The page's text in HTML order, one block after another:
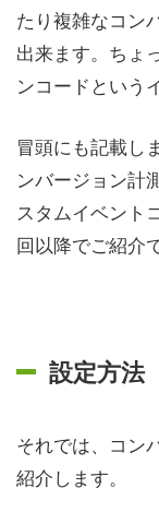
たり複雑なコン
出来ます。ちょ
ンコードという
冒頭にも記載し
ンバージョン計
スタムイベント
回以降でご紹介
設定方法
それでは、コン
紹介します。